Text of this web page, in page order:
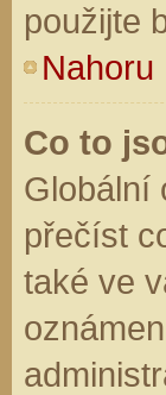
použijte
Nahoru
Co to
Globální
přečíst
také ve